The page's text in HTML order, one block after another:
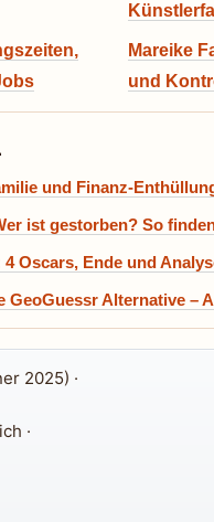
Mareike
und
und Finanz-
ist gestorben? So
Oscars, Ende und
GeoGuessr Alternative –
2025) ·
·